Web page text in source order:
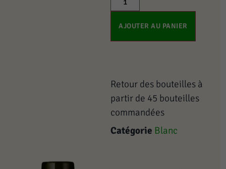
AJOUTER AU PANIER
Retour des bouteilles à
partir de 45 bouteilles
commandées
Catégorie Blanc